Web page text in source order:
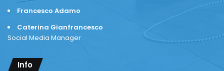
Francesco Adamo
Caterina Gianfrancesco
Social Media Manager
Info